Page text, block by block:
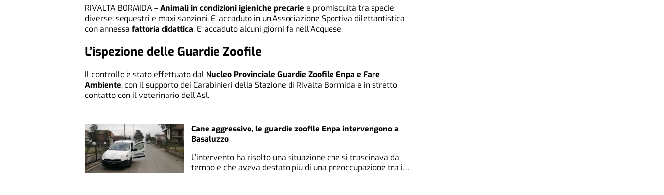
RIVALTA BORMIDA –Animali in condizioni igieniche precarie e promiscuità tra specie
diverse: sequestri e maxi sanzioni. E’ accaduto in un’Associazione Sportiva dilettantistica
con annessa fattoria didattica. E’ accaduto alcuni giorni fa nell’Acquese.
L’ispezione delle Guardie Zoofile
Il controllo è stato effettuato dal Nucleo Provinciale Guardie Zoofile Enpa e Fare
Ambiente, con il supporto dei Carabinieri della Stazione di Rivalta Bormida e in stretto
contatto con il veterinario dell’Asl.
Cane aggressivo, le guardie zoofile Enpa intervengono a
Basaluzzo
L'intervento ha risolto una situazione che si trascinava da
tempo e che aveva destato più di una preoccupazione tra i…